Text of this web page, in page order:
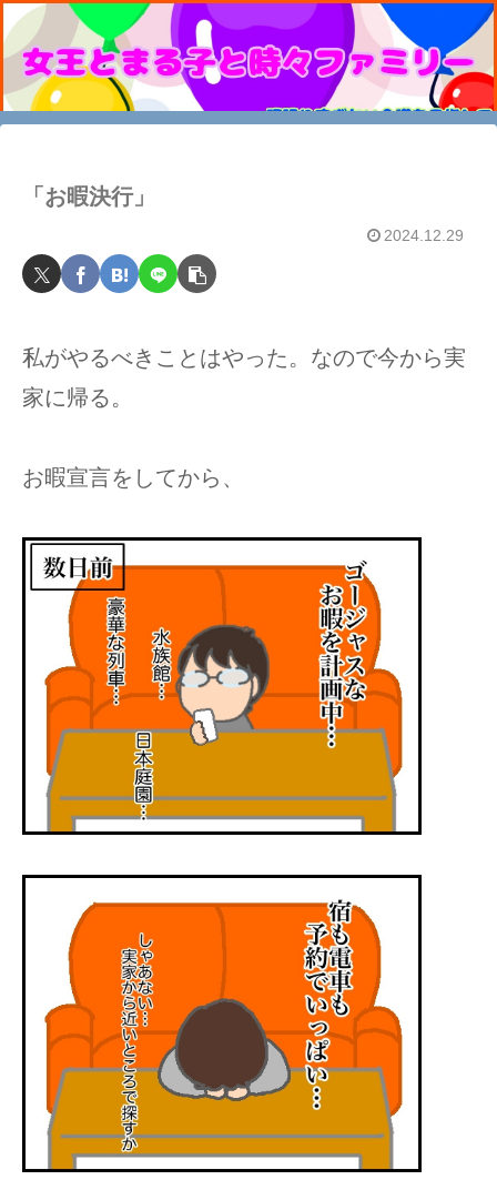
「お暇決行」
2024.12.29
私がやるべきことはやった。なので今から実
家に帰る。
お暇宣言をしてから、